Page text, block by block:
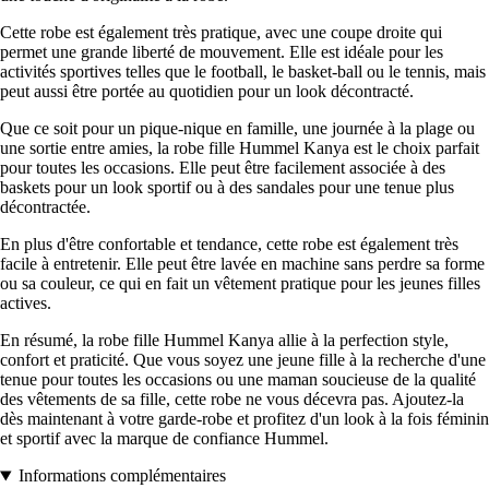
Cette robe est également très pratique, avec une coupe droite qui
permet une grande liberté de mouvement. Elle est idéale pour les
activités sportives telles que le football, le basket-ball ou le tennis, mais
peut aussi être portée au quotidien pour un look décontracté.
Que ce soit pour un pique-nique en famille, une journée à la plage ou
une sortie entre amies, la robe fille Hummel Kanya est le choix parfait
pour toutes les occasions. Elle peut être facilement associée à des
baskets pour un look sportif ou à des sandales pour une tenue plus
décontractée.
En plus d'être confortable et tendance, cette robe est également très
facile à entretenir. Elle peut être lavée en machine sans perdre sa forme
ou sa couleur, ce qui en fait un vêtement pratique pour les jeunes filles
actives.
En résumé, la robe fille Hummel Kanya allie à la perfection style,
confort et praticité. Que vous soyez une jeune fille à la recherche d'une
tenue pour toutes les occasions ou une maman soucieuse de la qualité
des vêtements de sa fille, cette robe ne vous décevra pas. Ajoutez-la
dès maintenant à votre garde-robe et profitez d'un look à la fois féminin
et sportif avec la marque de confiance Hummel.
Informations complémentaires